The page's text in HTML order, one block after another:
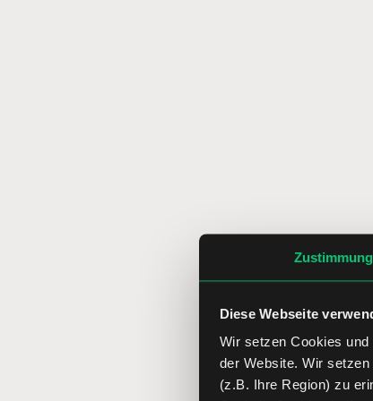
Zustimmung
Diese Webseite
Wir setzen Cookies
der Website. Wir
(z.B. Ihre Region) zu